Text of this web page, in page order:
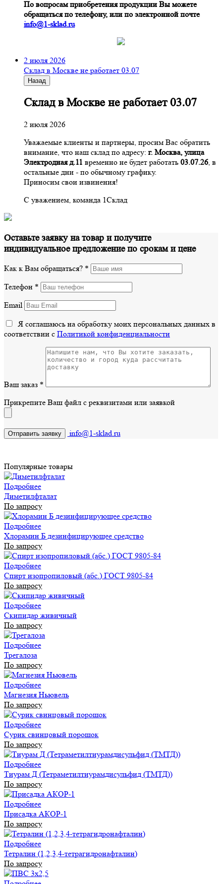
По вопросам приобретения продукции Вы можете
обращаться по телефону, или по электронной почте
info@1-sklad.ru
2 июля 2026
Склад в Москве не работает 03.07
Назад
Склад в Москве не работает 03.07
2 июля 2026
Уважаемые клиенты и партнеры, просим Вас обратить
внимание, что наш склад по адресу: г. Москва, улица
Электродная д.11 временно не будет работать 03.07.26, в
остальные дни - по обычному графику.
Приносим свои извинения!
С уважением, команда 1Склад
Оставьте заявку на товар и получите
индивидуальное предложение по срокам и цене
Как к Вам обращаться? *
Телефон *
Email
Я соглашаюсь на обработку моих персональных данных в
соответствии с Политикой конфиденциальности
Ваш заказ *
Прикрепите Ваш файл с реквизитами или заявкой
info@1-sklad.ru
Популярные товары
Подробнее
Диметилфталат
По запросу
Подробнее
Хлорамин Б дезинфицирующее средство
По запросу
Подробнее
Спирт изопропиловый (абс.) ГОСТ 9805-84
По запросу
Подробнее
Скипидар живичный
По запросу
Подробнее
Трегалоза
По запросу
Подробнее
Магнезия Ньювель
По запросу
Подробнее
Сурик свинцовый порошок
По запросу
Подробнее
Тиурам Д (Тетраметилтиурамдисульфид (ТМТД))
По запросу
Подробнее
Присадка АКОР-1
По запросу
Подробнее
Тетралин (1,2,3,4-тетрагидронафталин)
По запросу